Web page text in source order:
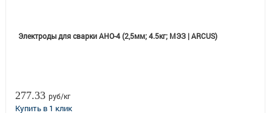
Электроды для сварки АНО-4 (2,5мм; 4.5кг; МЭЗ | ARCUS)
277.33 руб/кг